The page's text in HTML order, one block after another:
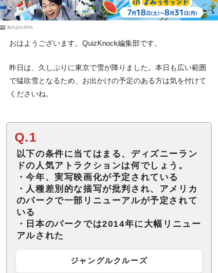
PR 株式会社JERA
おはようございます。QuizKnock編集部です。
昨日は、久しぶりに東京で雪が降りました。本日も広い範囲
で猛吹雪となるため、お出かけの予定のある方は気を付けて
くださいね。
Q.1
以下の条件に当てはまる、ディズニーラン
ドの人気アトラクションは何でしょう。
・今年、実写映画化が予定されている
・人種差別的な描写が批判され、アメリカ
のパークで一部リニューアルが予定されて
いる
・日本のパークでは2014年に大幅リニュー
アルされた
ジャングルクルーズ